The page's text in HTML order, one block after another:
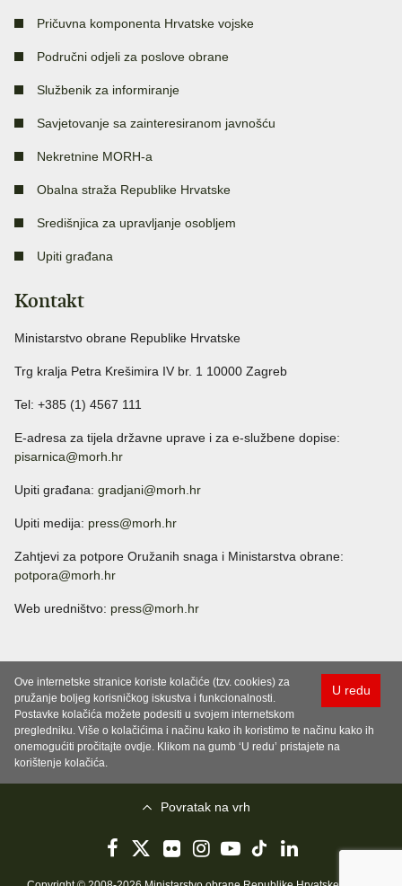
Pričuvna komponenta Hrvatske vojske
Područni odjeli za poslove obrane
Službenik za informiranje
Savjetovanje sa zainteresiranom javnošću
Nekretnine MORH-a
Obalna straža Republike Hrvatske
Središnjica za upravljanje osobljem
Upiti građana
Kontakt
Ministarstvo obrane Republike Hrvatske
Trg kralja Petra Krešimira IV br. 1 10000 Zagreb
Tel: +385 (1) 4567 111
E-adresa za tijela državne uprave i za e-službene dopise:
pisarnica@morh.hr
Upiti građana: gradjani@morh.hr
Upiti medija: press@morh.hr
Zahtjevi za potpore Oružanih snaga i Ministarstva obrane:
potpora@morh.hr
Web uredništvo: press@morh.hr
U redu
Ove internetske stranice koriste kolačiće (tzv. cookies) za
pružanje boljeg korisničkog iskustva i funkcionalnosti.
Postavke kolačića možete podesiti u svojem internetskom
pregledniku. Više o kolačićima i načinu kako ih koristimo te načinu kako ih
onemogućiti pročitajte ovdje. Klikom na gumb ‘U redu’ pristajete na
korištenje kolačića.
Povratak na vrh